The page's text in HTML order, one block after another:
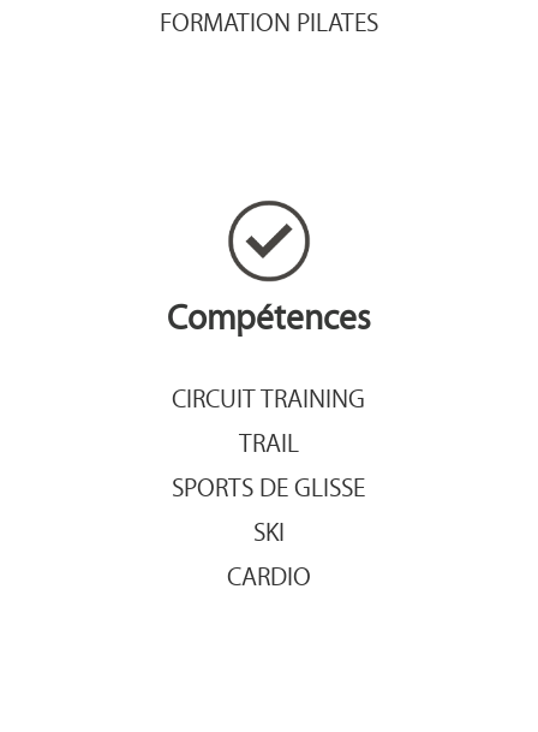
FORMATION PILATES
Compétences
CIRCUIT TRAINING
TRAIL
SPORTS DE GLISSE
SKI
CARDIO